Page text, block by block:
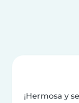
¡Hermosa y